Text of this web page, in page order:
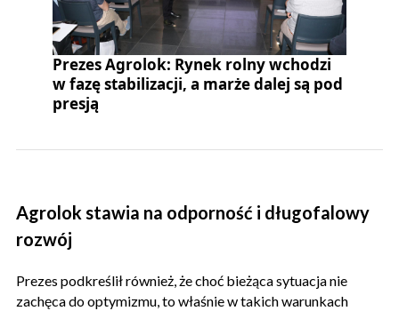
Prezes Agrolok: Rynek rolny wchodzi
w fazę stabilizacji, a marże dalej są pod
presją
Agrolok stawia na odporność i długofalowy
rozwój
Prezes podkreślił również, że choć bieżąca sytuacja nie
zachęca do optymizmu, to właśnie w takich warunkach